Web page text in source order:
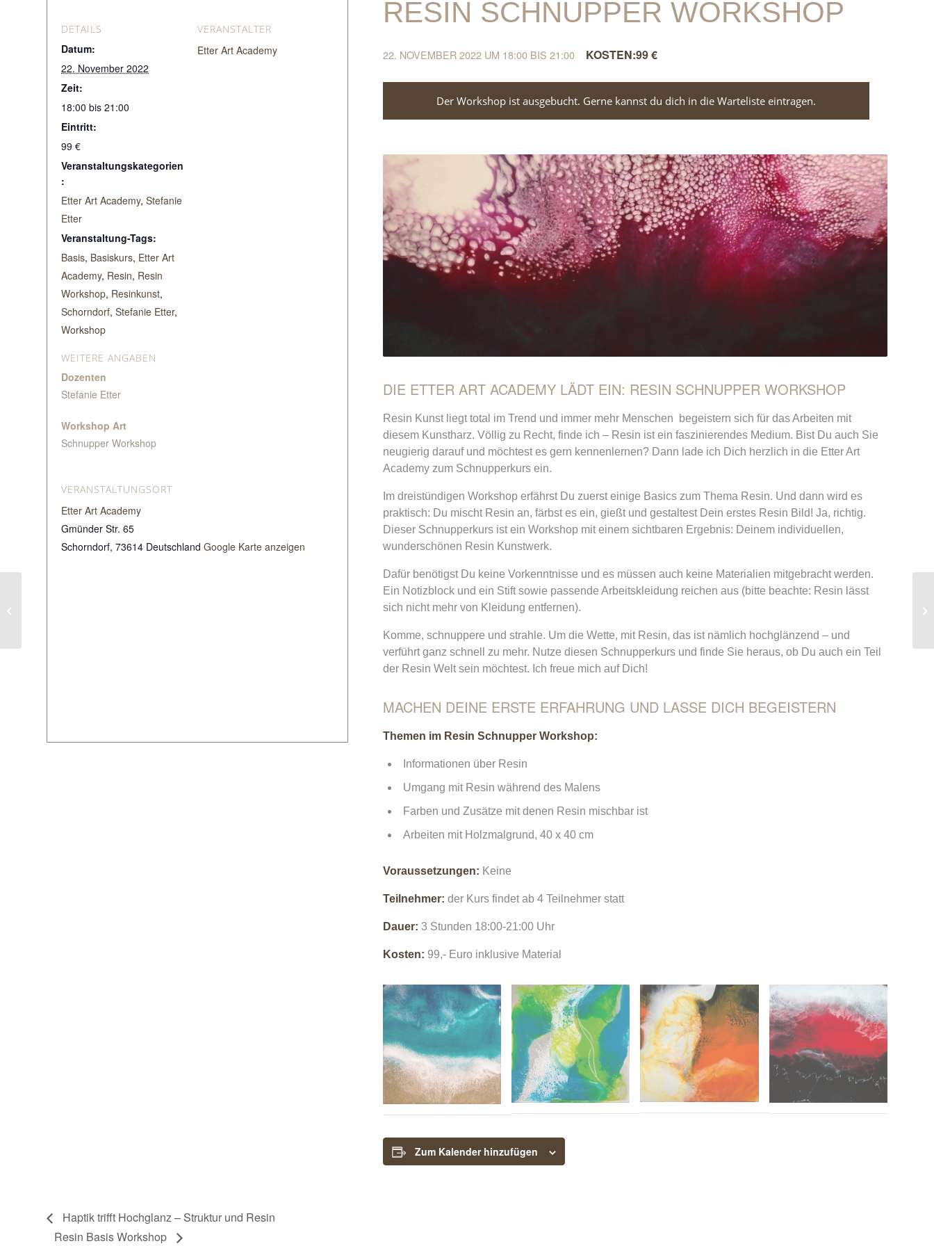
RESIN SCHNUPPER WORKSHOP
22. NOVEMBER 2022 UM 18:00 BIS 21:00 99 €
Der Workshop ist ausgebucht. Gerne kannst du dich in die Warteliste eintragen.
DIE ETTER ART ACADEMY LÄDT EIN: RESIN SCHNUPPER WORKSHOP
Resin Kunst liegt total im Trend und immer mehr Menschen begeistern sich für das Arbeiten mit
diesem Kunstharz. Völlig zu Recht, finde ich – Resin ist ein faszinierendes Medium. Bist Du auch Sie
neugierig darauf und möchtest es gern kennenlernen? Dann lade ich Dich herzlich in die Etter Art
Academy zum Schnupperkurs ein.
Im dreistündigen Workshop erfährst Du zuerst einige Basics zum Thema Resin. Und dann wird es
praktisch: Du mischt Resin an, färbst es ein, gießt und gestaltest Dein erstes Resin Bild! Ja, richtig.
Dieser Schnupperkurs ist ein Workshop mit einem sichtbaren Ergebnis: Deinem individuellen,
wunderschönen Resin Kunstwerk.
Dafür benötigst Du keine Vorkenntnisse und es müssen auch keine Materialien mitgebracht werden.
Ein Notizblock und ein Stift sowie passende Arbeitskleidung reichen aus (bitte beachte: Resin lässt
sich nicht mehr von Kleidung entfernen).
Komme, schnuppere und strahle. Um die Wette, mit Resin, das ist nämlich hochglänzend – und
verführt ganz schnell zu mehr. Nutze diesen Schnupperkurs und finde Sie heraus, ob Du auch ein Teil
der Resin Welt sein möchtest. Ich freue mich auf Dich!
MACHEN DEINE ERSTE ERFAHRUNG UND LASSE DICH BEGEISTERN
Themen im Resin Schnupper Workshop:
Informationen über Resin
Umgang mit Resin während des Malens
Farben und Zusätze mit denen Resin mischbar ist
Arbeiten mit Holzmalgrund, 40 x 40 cm
Voraussetzungen: Keine
Teilnehmer: der Kurs findet ab 4 Teilnehmer statt
Dauer: 3 Stunden 18:00-21:00 Uhr
Kosten: 99,- Euro inklusive Material
Zum Kalender hinzufügen
DETAILS
Datum:
22. November 2022
Zeit:
18:00 bis 21:00
Eintritt:
99 €
Veranstaltungskategorien
:
Etter Art Academy, Stefanie
Etter
Veranstaltung-Tags:
Basis, Basiskurs, Etter Art
Academy, Resin, Resin
Workshop, Resinkunst,
Schorndorf, Stefanie Etter,
Workshop
VERANSTALTER
Etter Art Academy
WEITERE ANGABEN
Dozenten
Stefanie Etter
Workshop Art
Schnupper Workshop
VERANSTALTUNGSORT
Etter Art Academy
Gmünder Str. 65
Schorndorf, 73614 Deutschland Google Karte anzeigen
Haptik trifft Hochglanz – Struktur und Resin
Resin Basis Workshop